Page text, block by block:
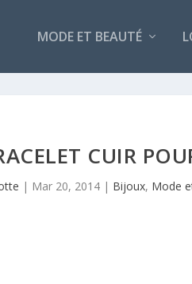
MODE ET BEAUTÉ
CUIR
| Mar 20, 2014 | Bijoux, Mode